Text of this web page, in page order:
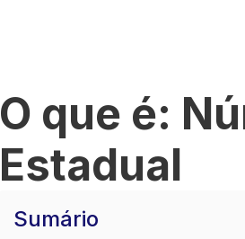
O que é:
Estadual
Sumário